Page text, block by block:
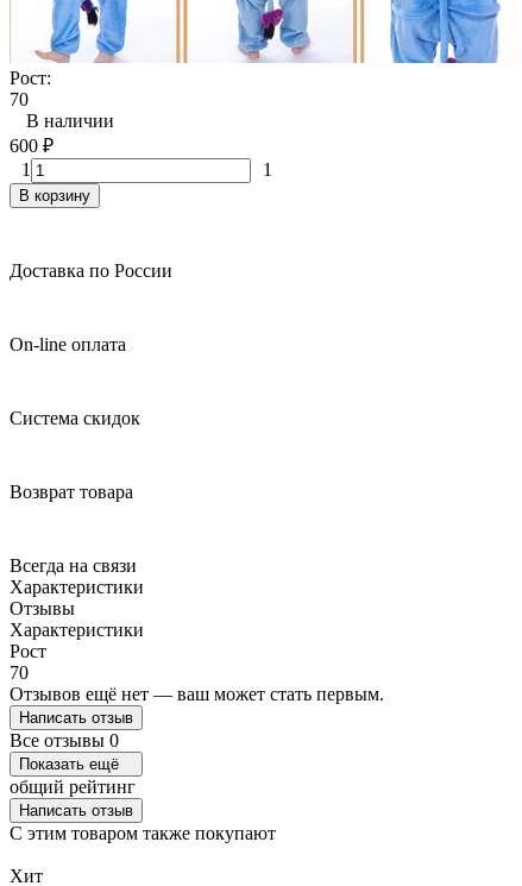
Рост:
70
В наличии
600 ₽
1
1
В корзину
Доставка по России
On-line оплата
Система скидок
Возврат товара
Всегда на связи
Характеристики
Отзывы
Характеристики
Рост
70
Отзывов ещё нет — ваш может стать первым.
Написать отзыв
Все отзывы 0
Показать ещё
общий рейтинг
Написать отзыв
C этим товаром также покупают
Хит